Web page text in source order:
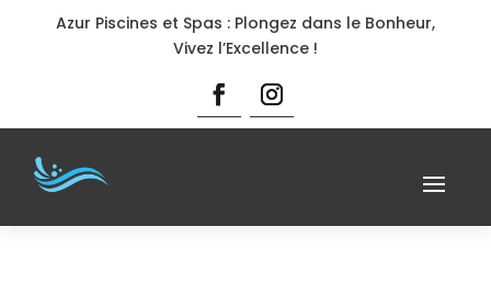
Azur Piscines et Spas : Plongez dans le Bonheur,
Vivez l’Excellence !